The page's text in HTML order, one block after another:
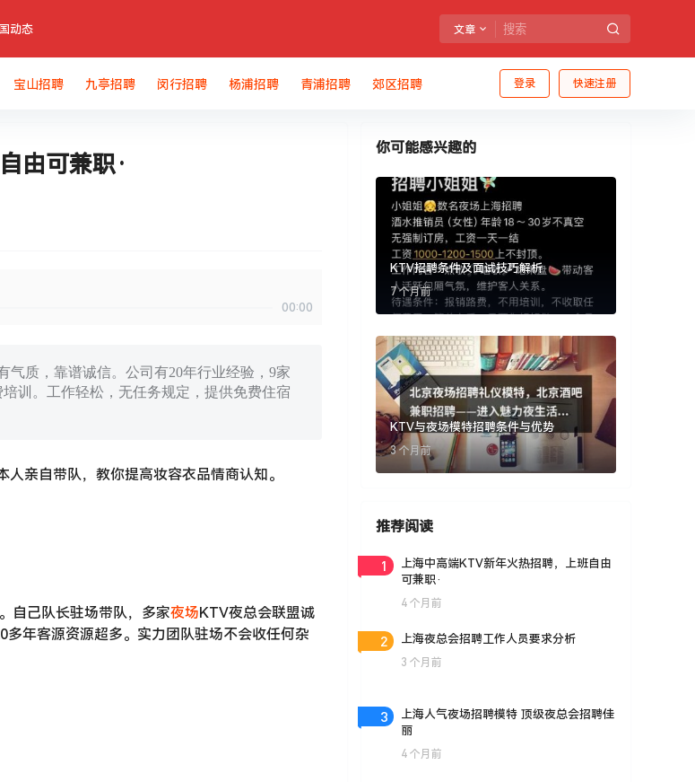
动态 文章
登录 快速注册
宝山招聘 九亭招聘 闵行招聘 杨浦招聘 青浦招聘 郊区招聘
由可兼职·
00:00
气质，靠谱诚信。公司有20年行业经验，9家
训。工作轻松，无任务规定，提供免费住宿
亲自带队，教你提高妆容衣品情商认知。
自己队长驻场带队，多家夜场KTV夜总会联盟诚
年客源资源超多。实力团队驻场不会收任何杂
你可能感兴趣的
KTV招聘条件及面试技巧解析
7 个月前
KTV与夜场模特招聘条件与优势
3 个月前
推荐阅读
1
上海中高端KTV新年火热招聘，上班自由
可兼职·
4 个月前
2 上海夜总会招聘工作人员要求分析
3 个月前
3
上海人气夜场招聘模特 顶级夜总会招聘佳
丽
4 个月前